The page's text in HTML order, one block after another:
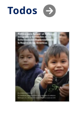
Todos